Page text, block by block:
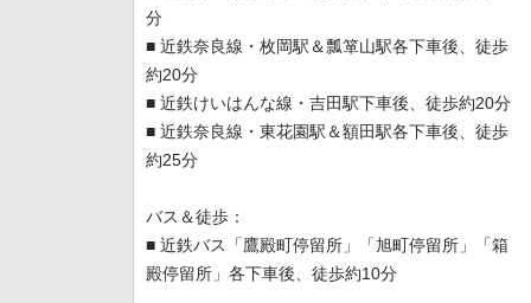
分
■ 近鉄奈良線・枚岡駅＆瓢箪山駅各下車後、徒歩
約20分
■ 近鉄けいはんな線・吉田駅下車後、徒歩約20分
■ 近鉄奈良線・東花園駅＆額田駅各下車後、徒歩
約25分
バス＆徒歩：
■ 近鉄バス「鷹殿町停留所」「旭町停留所」「箱
殿停留所」各下車後、徒歩約10分